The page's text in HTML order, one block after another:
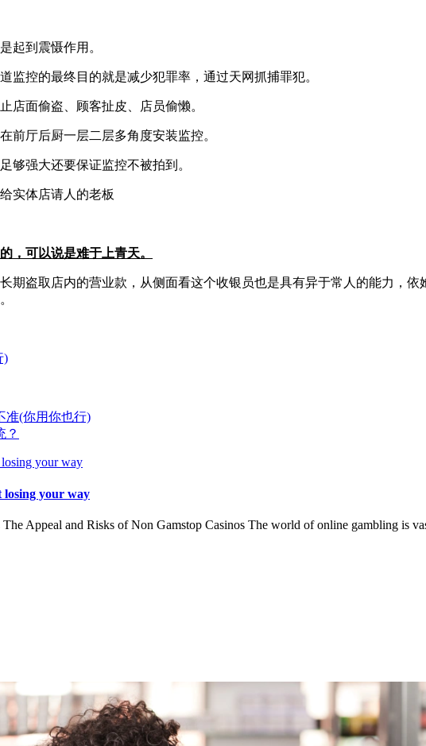
起到震慑作用。
监控的最终目的就是减少犯罪率，通过天网抓捕罪犯。
店面偷盗、顾客扯皮、店员偷懒。
前厅后厨一层二层多角度安装监控。
够强大还要保证监控不被拍到。
，可以说是难于上青天。
期盗取店内的营业款，从侧面看这个收银员也是具有异于常人的能力，
)
准(你用你也行)
？
losing your way
Appeal and Risks of Non Gamstop Casinos The world of online gambling is